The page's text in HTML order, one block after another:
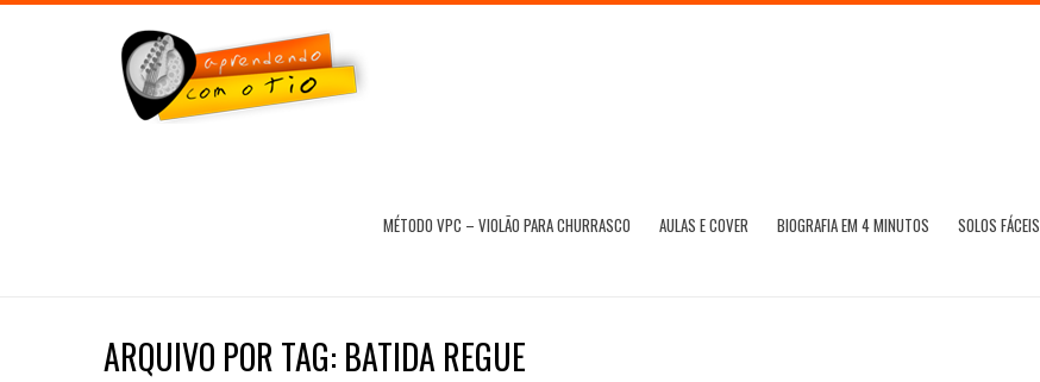
MÉTODO VPC – VIOLÃO PARA CHURRASCO AULAS E COVER BIOGRAFIA EM 4 MINUTOS SOLOS FÁCEIS
ARQUIVO POR TAG: BATIDA REGUE